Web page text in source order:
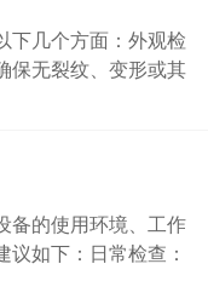
下几个方面：外观检
保无裂纹、变形或其
备的使用环境、工作
如下：日常检查：